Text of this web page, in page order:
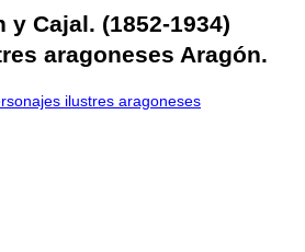
y Cajal. (1852-1934)
aragoneses Aragón.
ilustres aragoneses